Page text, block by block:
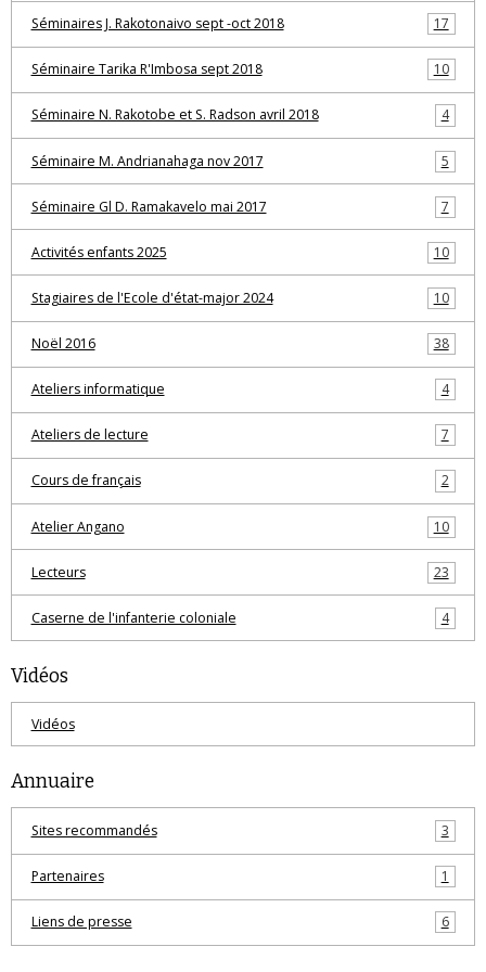
Séminaires J. Rakotonaivo sept -oct 2018 17
Séminaire Tarika R'Imbosa sept 2018 10
Séminaire N. Rakotobe et S. Radson avril 2018 4
Séminaire M. Andrianahaga nov 2017 5
Séminaire Gl D. Ramakavelo mai 2017 7
Activités enfants 2025 10
Stagiaires de l'Ecole d'état-major 2024 10
Noël 2016 38
Ateliers informatique 4
Ateliers de lecture 7
Cours de français 2
Atelier Angano 10
Lecteurs 23
Caserne de l'infanterie coloniale 4
Vidéos
Vidéos
Annuaire
Sites recommandés 3
Partenaires 1
Liens de presse 6